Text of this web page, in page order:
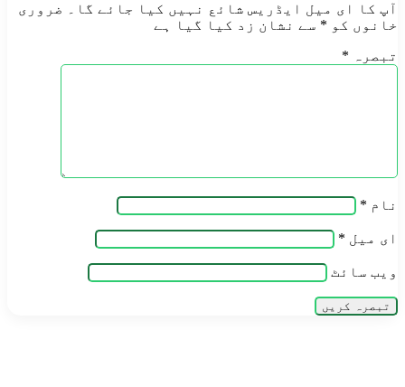
آپ کا ای میل ایڈریس شائع نہیں کیا جائے گا۔
ضروری
خانوں کو * سے نشان زد کیا گیا ہے
تبصرہ *
نام *
ای میل *
ویب‌ سائٹ